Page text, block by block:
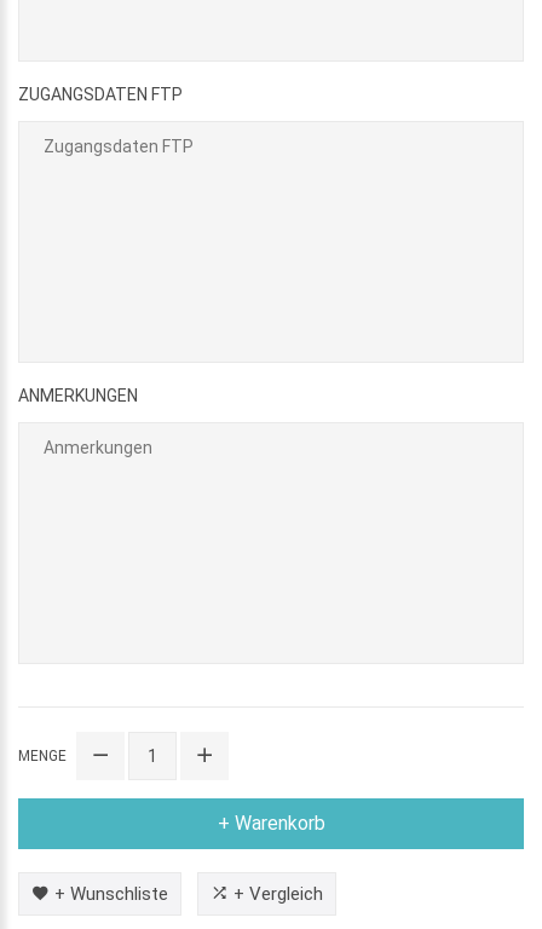
ZUGANGSDATEN FTP
ANMERKUNGEN
MENGE
+ Warenkorb
+ Wunschliste + Vergleich